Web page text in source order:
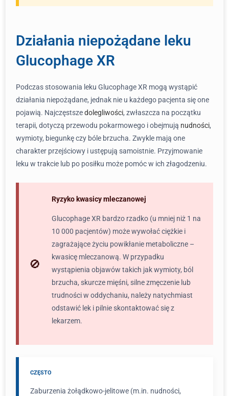
Działania niepożądane leku
Glucophage XR
Podczas stosowania leku Glucophage XR mogą wystąpić
działania niepożądane, jednak nie u każdego pacjenta się one
pojawią. Najczęstszedolegliwości, zwłaszcza na początku
terapii, dotyczą przewodu pokarmowego i obejmują nudności,
wymioty, biegunkę czy bóle brzucha. Zwykle mają one
charakter przejściowy i ustępują samoistnie. Przyjmowanie
leku w trakcie lub po posiłku może pomóc w ich złagodzeniu.
Ryzyko kwasicy mleczanowej
Glucophage XR bardzo rzadko (u mniej niż 1 na
10 000 pacjentów) może wywołać ciężkie i
zagrażające życiu powikłanie metaboliczne –
kwasicę mleczanową. W przypadku
wystąpienia objawów takich jak wymioty, ból
brzucha, skurcze mięśni, silne zmęczenie lub
trudności w oddychaniu, należy natychmiast
odstawić lek i pilnie skontaktować się z
lekarzem.
CZĘSTO
Zaburzenia żołądkowo-jelitowe (m.in. nudności,